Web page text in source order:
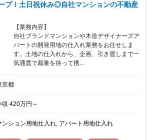
プ！土日祝休み◎自社マンションの不動産
【業務内容】
自社ブランドマンションや木造デザイナーズア
パートの開発用地の仕入れ業務をお任せしま
す。土地の仕入れから、企画、引き渡しまで一
気通貫で裁量を持って携...
京都
収 420万円 ～
ンション用地仕入れ, アパート用地仕入れ